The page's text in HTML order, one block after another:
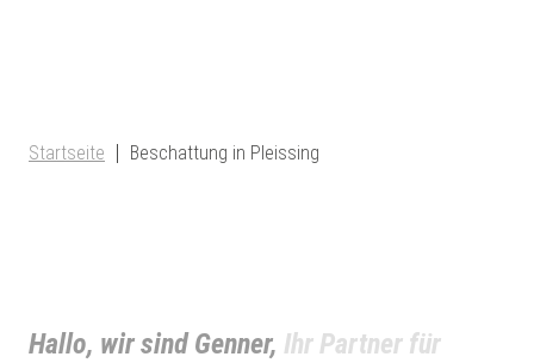
Startseite Beschattung in Pleissing
Hallo, wir sind Genner, Ihr Partner für